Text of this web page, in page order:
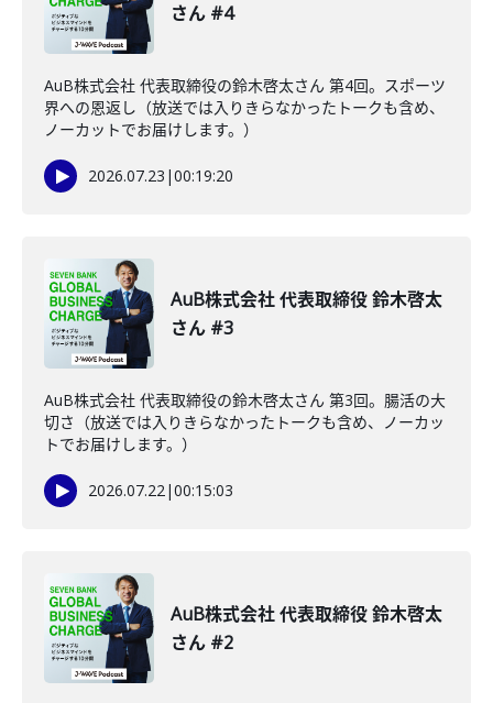
さん #4
AuB株式会社 代表取締役の鈴木啓太さん 第4回。スポーツ
界への恩返し（放送では入りきらなかったトークも含め、
ノーカットでお届けします。）
2026.07.23 |00:19:20
AuB株式会社 代表取締役 鈴木啓太
さん #3
AuB株式会社 代表取締役の鈴木啓太さん 第3回。腸活の大
切さ（放送では入りきらなかったトークも含め、ノーカッ
トでお届けします。）
2026.07.22|00:15:03
AuB株式会社 代表取締役 鈴木啓太
さん #2